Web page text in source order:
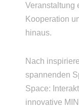
Veranstaltung
Kooperation
hinaus.
Nach
spannenden
Space:
innovative